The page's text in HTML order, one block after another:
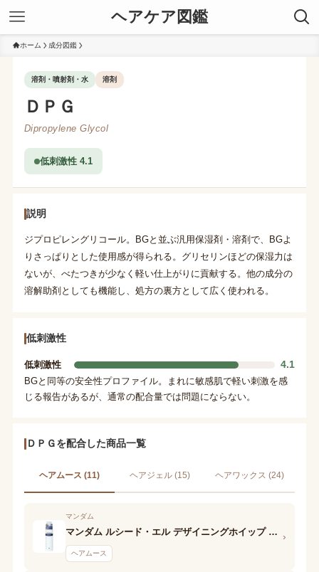
ヘアケア図鑑
ホーム 成分図鑑
溶剤・噴射剤・水 溶剤
ＤＰＧ
Dipropylene Glycol
低刺激性 4.1
説明
ジプロピレングリコール。BGと並ぶ汎用保湿剤・溶剤で、BGよ
りさっぱりとした使用感が得られる。グリセリンほどの保湿力は
ないが、べたつきが少なく軽い仕上がりに貢献する。他の成分の
溶解助剤としても機能し、処方の裏方として広く使われる。
低刺激性
低刺激性 4.1
BGと同等の安全性プロファイル。まれに敏感肌で軽い刺激を感
じる報告があるが、通常の配合量では問題にならない。
ＤＰＧを配合した商品一覧
ヘアムース (11) ヘアジェル (15) ヘアワックス (24)
マンダム
マンダム ルシード・エル デザイニングホイップ ビューティウェーブフォーム
ヘアムース
›